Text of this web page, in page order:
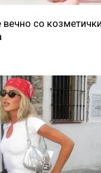
вечно со